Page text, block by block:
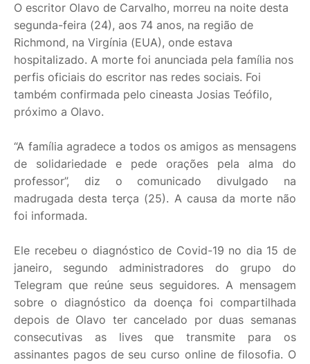
O escritor Olavo de Carvalho, morreu na noite desta
segunda-feira (24), aos 74 anos, na região de
Richmond, na Virgínia (EUA), onde estava
hospitalizado. A morte foi anunciada pela família nos
perfis oficiais do escritor nas redes sociais. Foi
também confirmada pelo cineasta Josias Teófilo,
próximo a Olavo.
“A família agradece a todos os amigos as mensagens
de solidariedade e pede orações pela alma do
professor”, diz o comunicado divulgado na
madrugada desta terça (25). A causa da morte não
foi informada.
Ele recebeu o diagnóstico de Covid-19 no dia 15 de
janeiro, segundo administradores do grupo do
Telegram que reúne seus seguidores. A mensagem
sobre o diagnóstico da doença foi compartilhada
depois de Olavo ter cancelado por duas semanas
consecutivas as lives que transmite para os
assinantes pagos de seu curso online de filosofia. O